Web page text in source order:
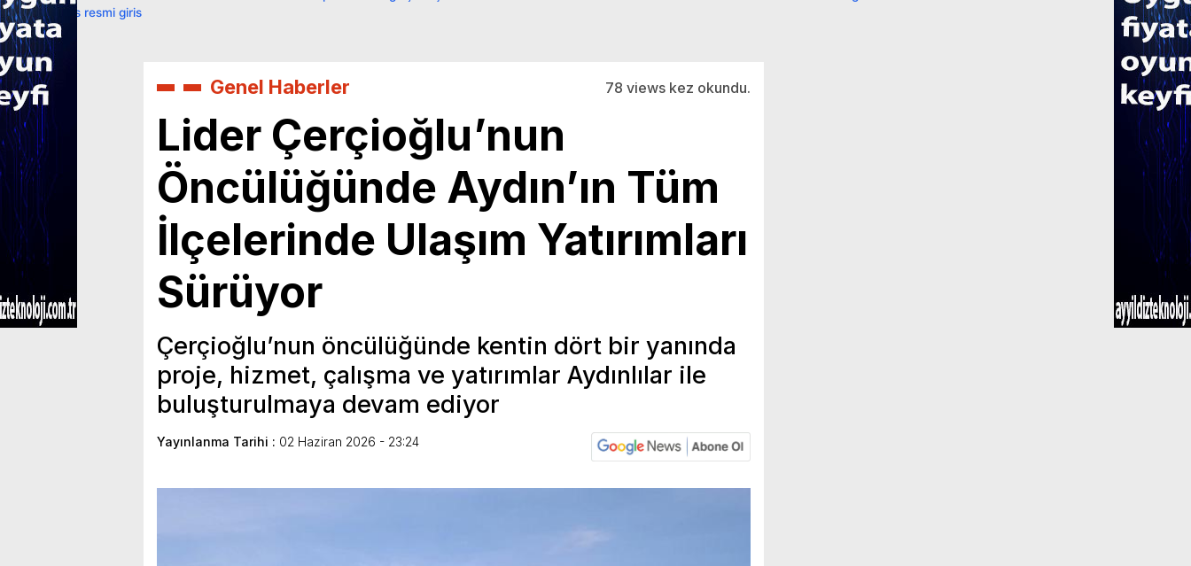
primebahis resmi giris
Genel Haberler 78 views kez okundu.
Lider Çerçioğlu’nun
Öncülüğünde Aydın’ın Tüm
İlçelerinde Ulaşım Yatırımları
Sürüyor
Çerçioğlu’nun öncülüğünde kentin dört bir yanında
proje, hizmet, çalışma ve yatırımlar Aydınlılar ile
buluşturulmaya devam ediyor
Yayınlanma Tarihi : 02 Haziran 2026 - 23:24